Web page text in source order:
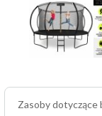
Zasoby